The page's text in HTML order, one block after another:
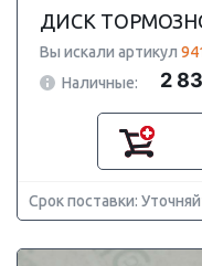
ДИСК
Вы искали артикул
Наличные:
2
Срок поставки: